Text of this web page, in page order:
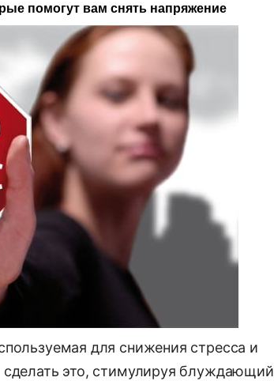
помогут вам снять напряжение
для снижения стресса и
сделать это, стимулируя блуждающий